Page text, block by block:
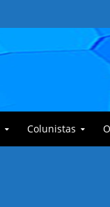
Colunistas